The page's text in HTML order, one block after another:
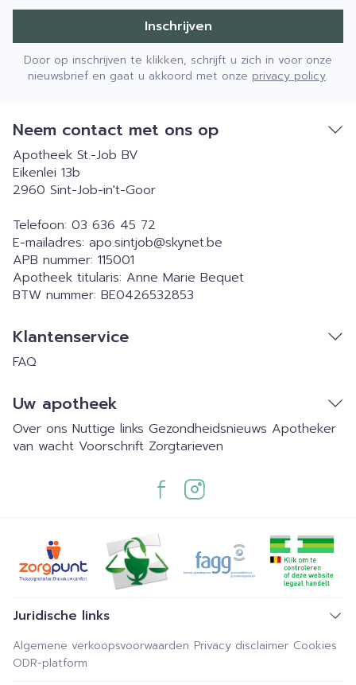
Inschrijven
Door op inschrijven te klikken, schrijft u zich in voor onze
nieuwsbrief en gaat u akkoord met onze privacy policy.
Neem contact met ons op
Apotheek St.-Job BV
Eikenlei 13b
2960 Sint-Job-in't-Goor
Telefoon: 03 636 45 72
E-mailadres: apo.sintjob@skynet.be
APB nummer: 115001
Apotheek titularis: Anne Marie Bequet
BTW nummer: BE0426532853
Klantenservice
FAQ
Uw apotheek
Over ons Nuttige links Gezondheidsnieuws Apotheker
van wacht Voorschrift Zorgtarieven
Juridische links
Algemene verkoopsvoorwaarden Privacy disclaimer Cookies
ODR-platform